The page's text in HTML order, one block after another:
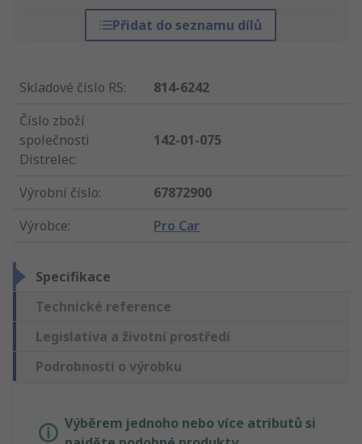
Přidat do seznamu dílů
Skladové číslo RS:
814-6242
Číslo zboží
společnosti
Distrelec:
142-01-075
Výrobní číslo:
67872900
Výrobce: Pro Car
Specifikace
Technické reference
Legislativa a životní prostředí
Podrobnosti o výrobku
Výběrem jednoho nebo více atributů si